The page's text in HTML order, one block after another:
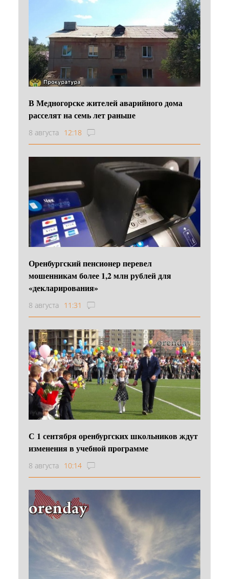
В Медногорске жителей аварийного дома
расселят на семь лет раньше
8 августа 12:18
Оренбургский пенсионер перевел
мошенникам более 1,2 млн рублей для
«декларирования»
8 августа 11:31
С 1 сентября оренбургских школьников ждут
изменения в учебной программе
8 августа 10:14